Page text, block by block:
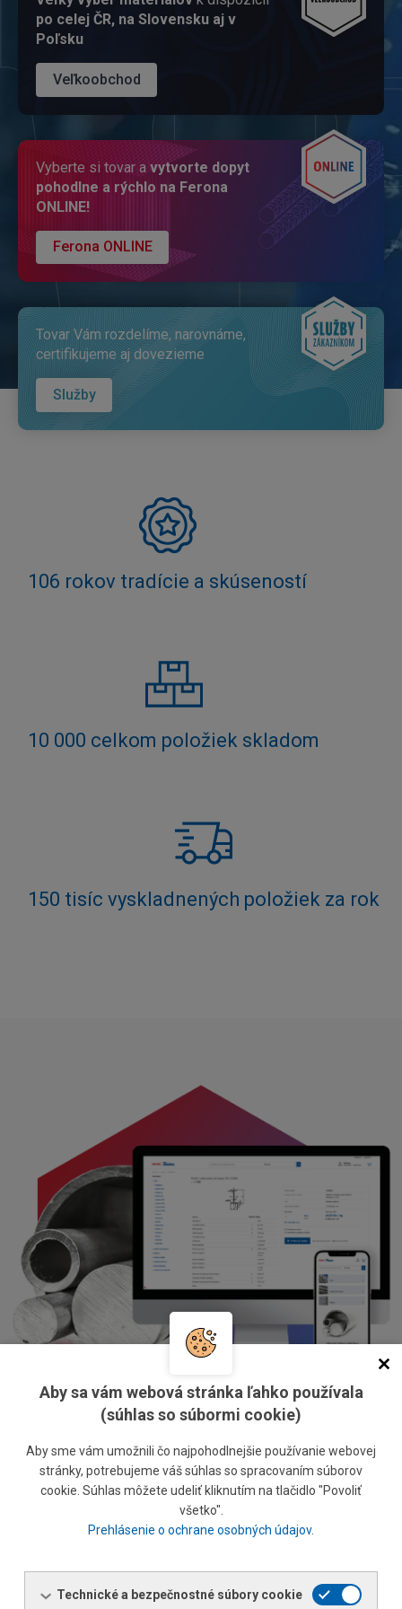
po celej ČR, na Slovensku aj v
Poľsku
Veľkoobchod
Vyberte si tovar a vytvorte dopyt
pohodlne a rýchlo na Ferona
ONLINE!
Ferona ONLINE
Tovar Vám rozdelíme, narovnáme,
certifikujeme aj dovezieme
Služby
106 rokov tradície a skúseností
10 000 celkom položiek skladom
150 tisíc vyskladnených položiek za rok
Všetko pod jednou strechou
rúry alebo zvodidlá, to všetko a oveľa viac nájdete v
našom sortimente.
Aby sa vám webová stránka ľahko používala
(súhlas so súbormi cookie)
Aby sme vám umožnili čo najpohodlnejšie používanie webovej
stránky, potrebujeme váš súhlas so spracovaním súborov
cookie. Súhlas môžete udeliť kliknutím na tlačidlo "Povoliť
všetko".
Prehlásenie o ochrane osobných údajov.
Technické a bezpečnostné súbory cookie